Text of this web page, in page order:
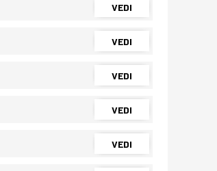
VEDI
VEDI
VEDI
VEDI
VEDI